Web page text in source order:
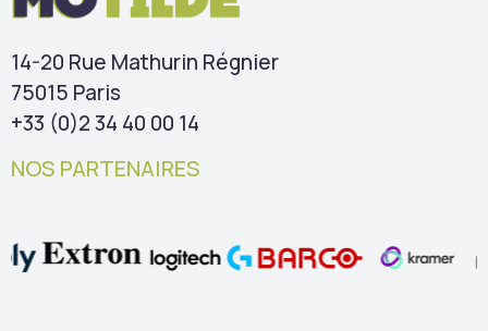
14-20 Rue Mathurin Régnier
75015 Paris
+33 (0)2 34 40 00 14
NOS PARTENAIRES